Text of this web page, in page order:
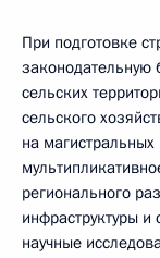
При подготовке
сельских
сельского
на
регионального
инфраструктуры
научные